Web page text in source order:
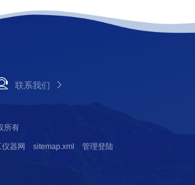
联系我们
所有
器网 sitemap.xml 管理登陆